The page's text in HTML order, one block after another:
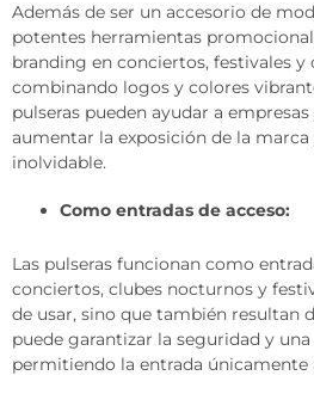
Además de ser un accesorio de
potentes herramientas
branding en conciertos, festivales
combinando logos y colores
pulseras pueden ayudar a
aumentar la exposición de la
inolvidable.
Como entradas de acceso:
Las pulseras funcionan como
conciertos, clubes nocturnos y
de usar, sino que también resultan
puede garantizar la seguridad y
permitiendo la entrada únicamente